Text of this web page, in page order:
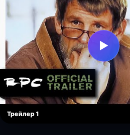
▶
Трейлер 1